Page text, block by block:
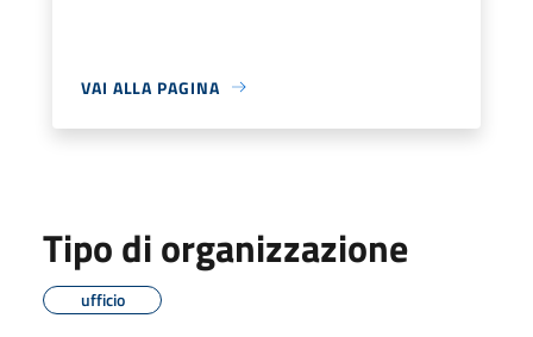
VAI ALLA PAGINA
Tipo di organizzazione
ufficio